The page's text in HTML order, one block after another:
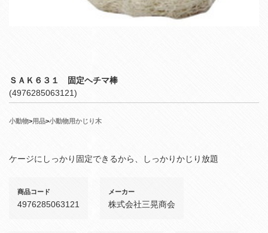
ＳＡＫ６３１ 固定ヘチマ棒
(4976285063121)
小動物>用品>小動物用かじり木
ケージにしっかり固定できるから、しっかりかじり放題
商品コード
4976285063121
メーカー
株式会社三晃商会